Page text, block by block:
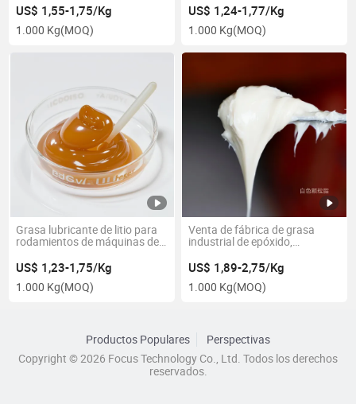
MP3 Grasa Lubricante
US$ 1,55-1,75/Kg
1.000 Kg(MOQ)
Base de Calcio Anhidro
Amarillo
US$ 1,24-1,77/Kg
1.000 Kg(MOQ)
Grasa lubricante de litio para
rodamientos de máquinas de
color amarillo industrial, grasa
de alta temperatura
US$ 1,23-1,75/Kg
1.000 Kg(MOQ)
Venta de fábrica de grasa
industrial de epóxido,
grasa para rodamientos de
alta temperatura
US$ 1,89-2,75/Kg
1.000 Kg(MOQ)
Productos Populares
Perspectivas
Copyright © 2026 Focus Technology Co., Ltd. Todos los derechos
reservados.